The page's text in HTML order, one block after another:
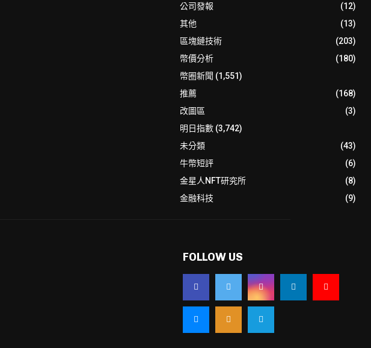
公司發報
(12)
其他
(13)
區塊鏈技術
(203)
幣價分析
(180)
幣圈新聞 (1,551)
推薦
(168)
改圖區
(3)
明日指數(3,742)
未分類
(43)
牛幣短評
(6)
金星人NFT研究所
(8)
金融科技
(9)
FOLLOW US